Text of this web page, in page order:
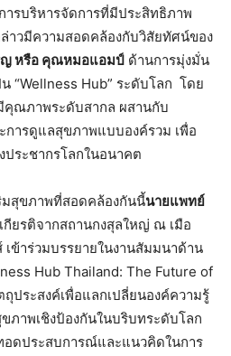
รบริหารจัดการที่มีประสิทธิภาพ
าวมีความสอดคล้องกับวิสัยทัศน์ของ
ญหรือ คุณหมอแอมป์ ด้านการมุ่งมั่น
“Wellness Hub” ระดับโลก โดย
คุณภาพระดับสากล ผสานกับ
ารดูแลสุขภาพแบบองค์รวม เพื่อ
ระชากรโลกในอนาคต
มสุขภาพที่สอดคล้องกันนี้นายแพทย์
กียรติจากสถานกงสุลใหญ่ ณ เมือ
เข้าร่วมบรรยายในงานสัมมนาด้าน
Hub Thailand: The Future of
ประสงค์เพื่อแลกเปลี่ยนองค์ความรู้
ภาพเชิงป้องกันในบริบทระดับโลก
ดประสบการณ์และแนวคิดในการ